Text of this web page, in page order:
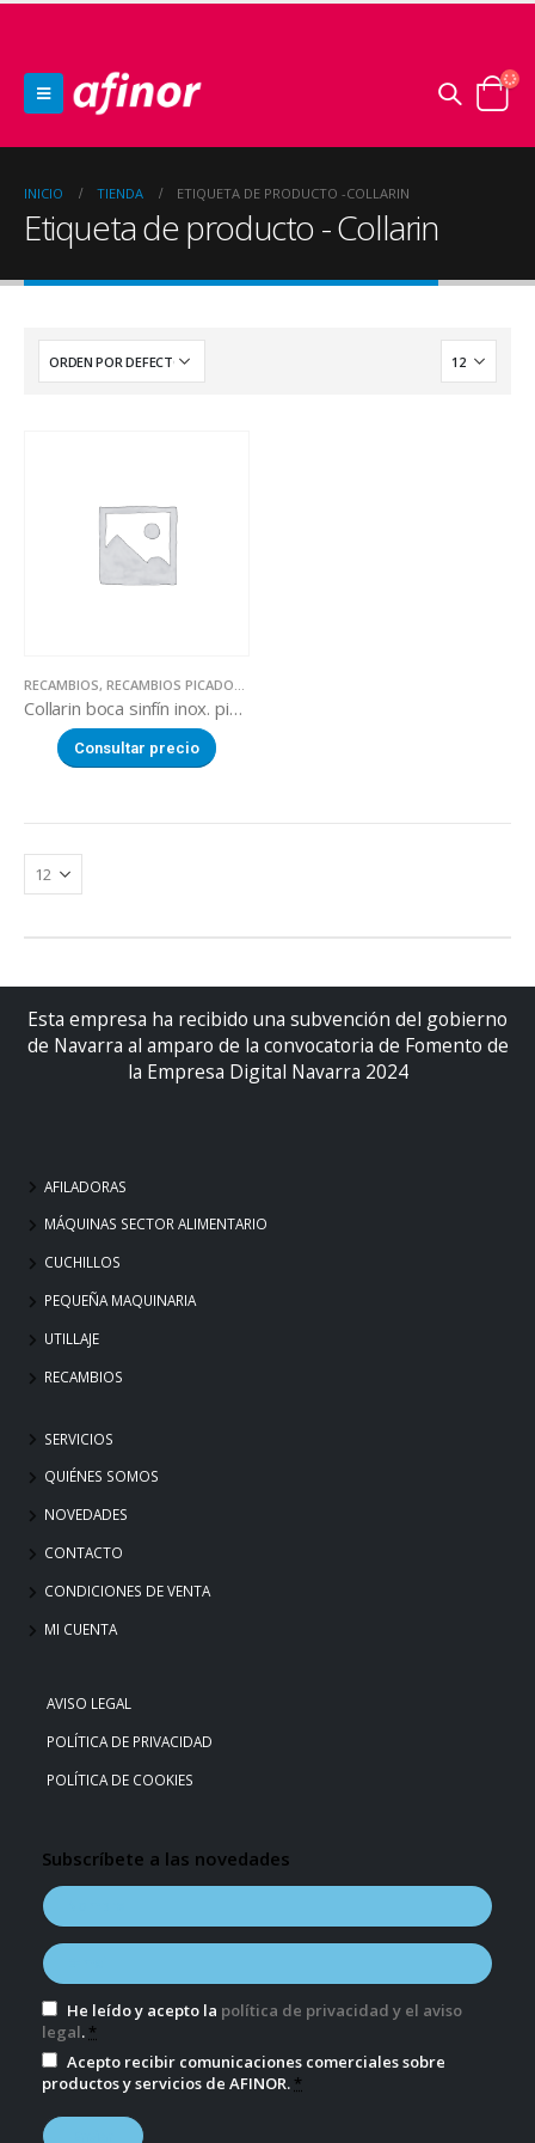
INICIO TIENDA ETIQUETA DE PRODUCTO -COLLARIN
Etiqueta de producto - Collarin
RECAMBIOS, RECAMBIOS PICADORAS DE CARNE
Collarin boca sinfín inox. picadora
Consultar precio
Esta empresa ha recibido una subvención del gobierno
de Navarra al amparo de la convocatoria de Fomento de
la Empresa Digital Navarra 2024
AFILADORAS
MÁQUINAS SECTOR ALIMENTARIO
CUCHILLOS
PEQUEÑA MAQUINARIA
UTILLAJE
RECAMBIOS
SERVICIOS
QUIÉNES SOMOS
NOVEDADES
CONTACTO
CONDICIONES DE VENTA
MI CUENTA
AVISO LEGAL
POLÍTICA DE PRIVACIDAD
POLÍTICA DE COOKIES
Subscríbete a las novedades
He leído y acepto la política de privacidad y el aviso
legal. *
Acepto recibir comunicaciones comerciales sobre
productos y servicios de AFINOR. *